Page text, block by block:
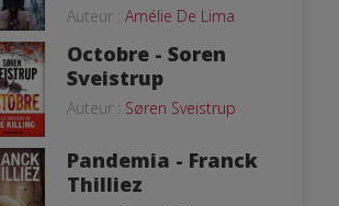
Auteur : Amélie De Lima
Octobre - Soren
Sveistrup
Auteur : Søren Sveistrup
Pandemia - Franck
Thilliez